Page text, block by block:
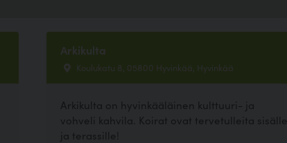
Arkikulta
Koulukatu 8, 05800 Hyvinkää, Hyvinkää
Arkikulta on hyvinkääläinen kulttuuri- ja
vohveli kahvila. Koirat ovat tervetulleita sisälle
ja terassille!